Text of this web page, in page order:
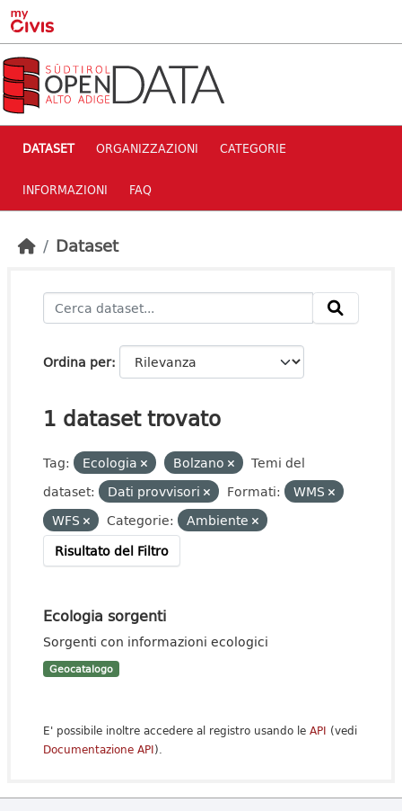
Skip to main content
DATASET ORGANIZZAZIONI CATEGORIE
INFORMAZIONI FAQ
Dataset
Ordina per
1 dataset trovato
Tag: Ecologia Bolzano
Temi del
dataset:
Dati provvisori Formati:
WMS
WFS
Categorie:
Ambiente
Risultato del Filtro
Ecologia sorgenti
Sorgenti con informazioni ecologici
Geocatalogo
E' possibile inoltre accedere al registro usando le API (vedi
Documentazione API).